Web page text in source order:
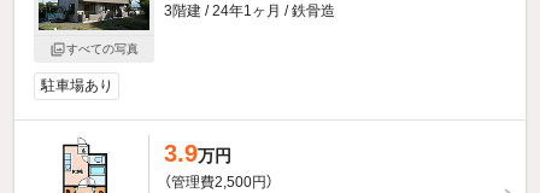
すべての写真
3階建 / 24年1ヶ月 / 鉄骨造
駐車場あり
3.9万円
（管理費2,500円）